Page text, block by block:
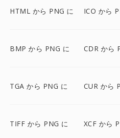
HTML から PNG に ICO から
BMP から PNG に CDR から
TGA から PNG に CUR から
TIFF から PNG に XCF から